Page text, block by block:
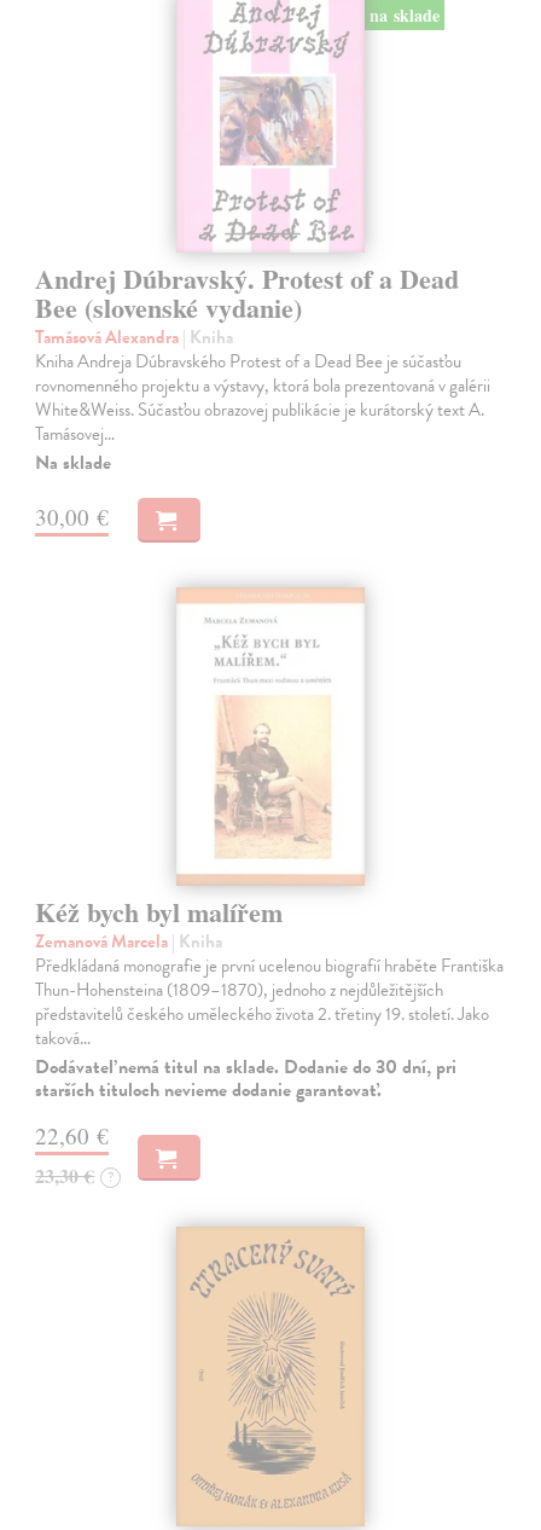
na sklade
Andrej Dúbravský. Protest of a Dead
Bee (slovenské vydanie)
Tamásová Alexandra| Kniha
Kniha Andreja Dúbravského Protest of a Dead Bee je súčasťou
rovnomenného projektu a výstavy, ktorá bola prezentovaná v galérii
White&Weiss. Súčasťou obrazovej publikácie je kurátorský text A.
Tamásovej…
Na sklade
30,00 €
Kéž bych byl malířem
Zemanová Marcela| Kniha
Předkládaná monografie je první ucelenou biografií hraběte Františka
Thun-Hohensteina (1809–1870), jednoho z nejdůležitějších
představitelů českého uměleckého života 2. třetiny 19. století. Jako
taková…
Dodávateľ nemá titul na sklade. Dodanie do 30 dní, pri
starších tituloch nevieme dodanie garantovať.
22,60 €
23,30 € ?